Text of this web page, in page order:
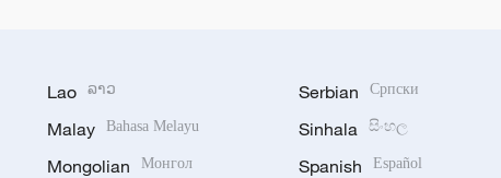
Lao ລາວ
Malay Bahasa Melayu
Mongolian Монгол
Serbian Српски
Sinhala සිංහල
Spanish Español